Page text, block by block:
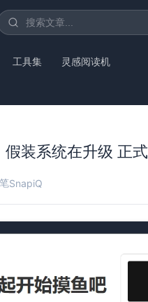
工具集 灵感阅读机
假装系统在升级 正
SnapiQ